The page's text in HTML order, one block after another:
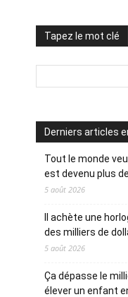
Tapez le mot clé
Derniers articles
Tout le monde
est devenu plus
5 août 2026
Il achète une
des milliers de
5 août 2026
Ça dépasse le
élever un enfant